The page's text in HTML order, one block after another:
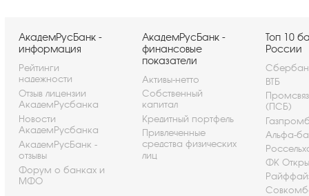
АкадемРусБанк -
информация
Рейтинги
надежности
Отзыв лицензии
АкадемРусбанка
Новости
АкадемРусбанка
АкадемРусБанк -
отзывы
Форум о банках и
МФО
АкадемРусБанк -
финансовые
показатели
Активы-нетто
Собственный
капитал
Кредитный портфель
Привлеченные
средства физических
лиц
Топ 10
России
ВТБ
(ПСБ)
Альфа-
ФК